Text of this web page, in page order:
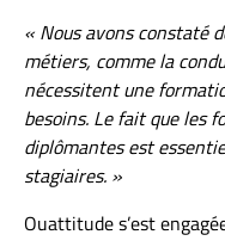
« Nous avons constaté
métiers, comme la
nécessitent une
besoins. Le fait que les
diplômantes est
stagiaires. »
Ouattitude s’est